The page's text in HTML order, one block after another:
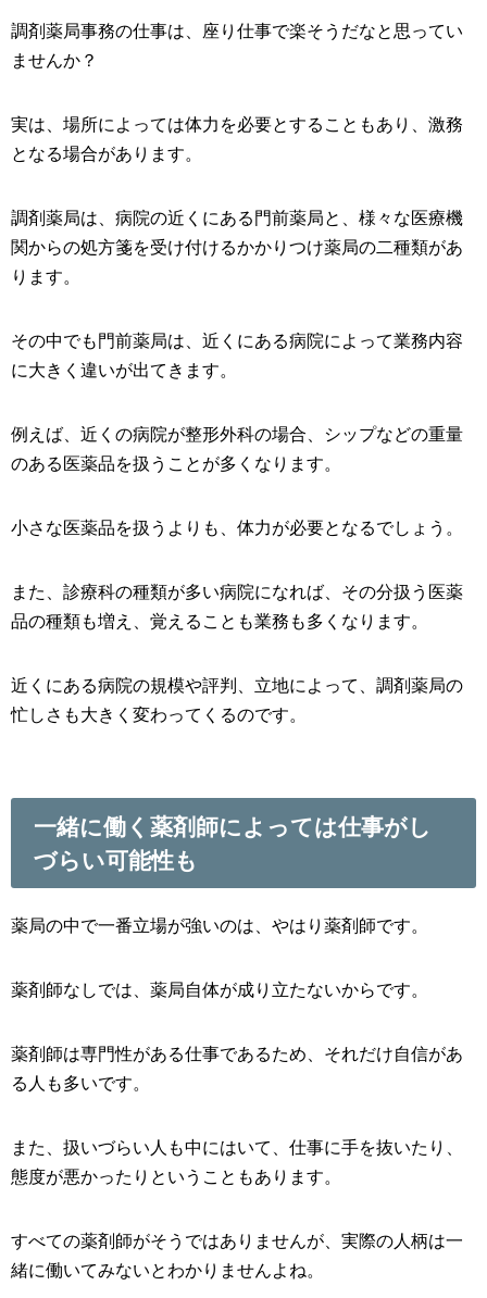
調剤薬局事務の仕事は、座り仕事で楽そうだなと思ってい
ませんか？
実は、場所によっては体力を必要とすることもあり、激務
となる場合があります。
調剤薬局は、病院の近くにある門前薬局と、様々な医療機
関からの処方箋を受け付けるかかりつけ薬局の二種類があ
ります。
その中でも門前薬局は、近くにある病院によって業務内容
に大きく違いが出てきます。
例えば、近くの病院が整形外科の場合、シップなどの重量
のある医薬品を扱うことが多くなります。
小さな医薬品を扱うよりも、体力が必要となるでしょう。
また、診療科の種類が多い病院になれば、その分扱う医薬
品の種類も増え、覚えることも業務も多くなります。
近くにある病院の規模や評判、立地によって、調剤薬局の
忙しさも大きく変わってくるのです。
一緒に働く薬剤師によっては仕事がし
づらい可能性も
薬局の中で一番立場が強いのは、やはり薬剤師です。
薬剤師なしでは、薬局自体が成り立たないからです。
薬剤師は専門性がある仕事であるため、それだけ自信があ
る人も多いです。
また、扱いづらい人も中にはいて、仕事に手を抜いたり、
態度が悪かったりということもあります。
すべての薬剤師がそうではありませんが、実際の人柄は一
緒に働いてみないとわかりませんよね。